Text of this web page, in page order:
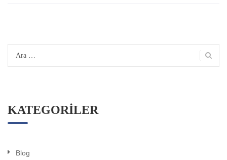
KATEGORILER
Blog